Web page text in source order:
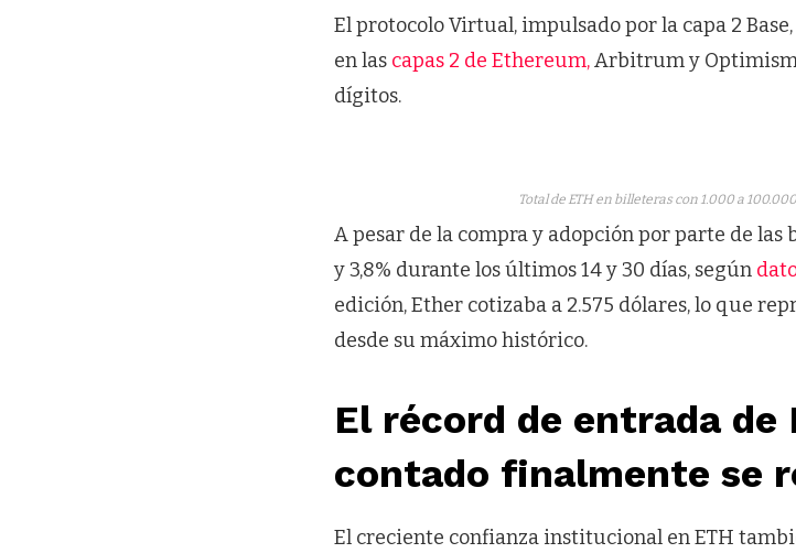
El protocolo Virtual, impulsado por la capa 2
en las capas 2 de Ethereum,Arbitrum y
dígitos.
Total de ETH en billeteras con 1.000 a
A pesar de la compra y adopción por parte de las
y 3,8% durante los últimos 14 y 30 días, según
edición, Ether cotizaba a 2.575 dólares, lo que
desde su máximo histórico.
El récord de entrada de
contado finalmente se
El creciente confianza institucional en ETH